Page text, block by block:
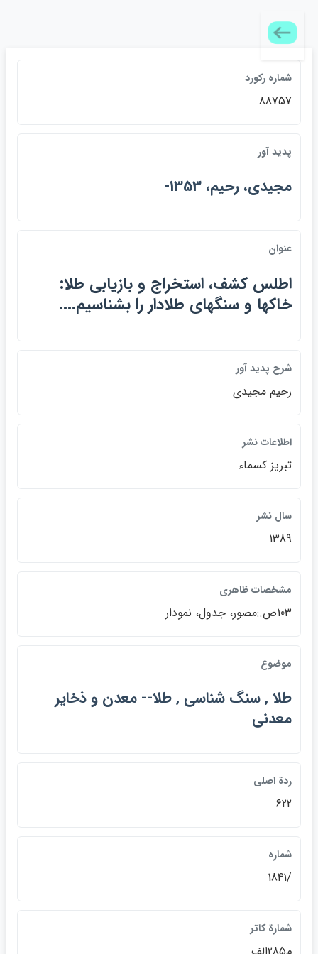
شماره رکورد
88757
پديد آور
مجيدي، رحيم، 1353-
عنوان
اطلس كشف، استخراج و بازيابي طلا:
خاكها و سنگهاي طلادار را بشناسيم....
شرح پديد آور
رحيم مجيدي
اطلاعات نشر
تبريز كسماء
سال نشر
1389
مشخصات ظاهري
103ص.:مصور، جدول، نمودار
موضوع
طلا , سنگ شناسي , طلا-- معدن و ذخاير
معدني
ردة اصلي
622
شماره
/1841
شمارة کاتر